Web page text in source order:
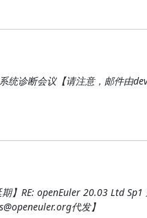
诊断会议【请注意，邮件由
】RE: openEuler 20.03 Ltd
代发】